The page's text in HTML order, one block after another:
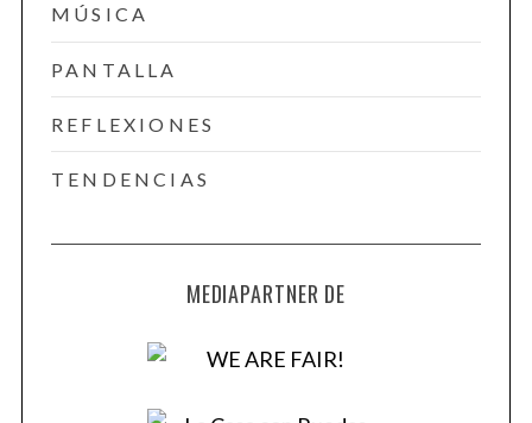
MÚSICA
PANTALLA
REFLEXIONES
TENDENCIAS
MEDIAPARTNER DE